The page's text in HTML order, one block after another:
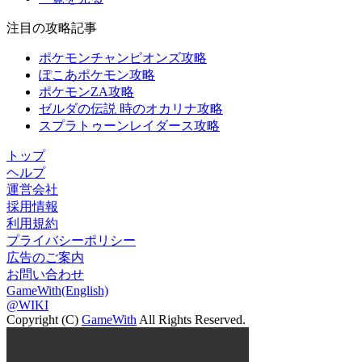
注目の攻略記事
ポケモンチャンピオンズ攻略
ぽこあポケモン攻略
ポケモンZA攻略
ゼルダの伝説 時のオカリナ攻略
スプラトゥーンレイダース攻略
トップ
ヘルプ
運営会社
採用情報
利用規約
プライバシーポリシー
広告のご案内
お問い合わせ
GameWith(English)
@WIKI
Copyright (C) GameWith All Rights Reserved.